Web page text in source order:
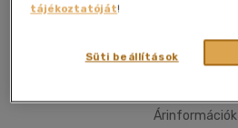
Árinformációk
tájékoztatóját!
Süti beállítások